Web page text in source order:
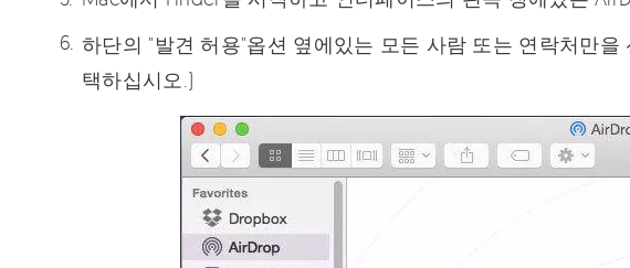
하단의 "발견 허용"옵션 옆에있는 모든 사람 또는 연락처만
택하십시오.)